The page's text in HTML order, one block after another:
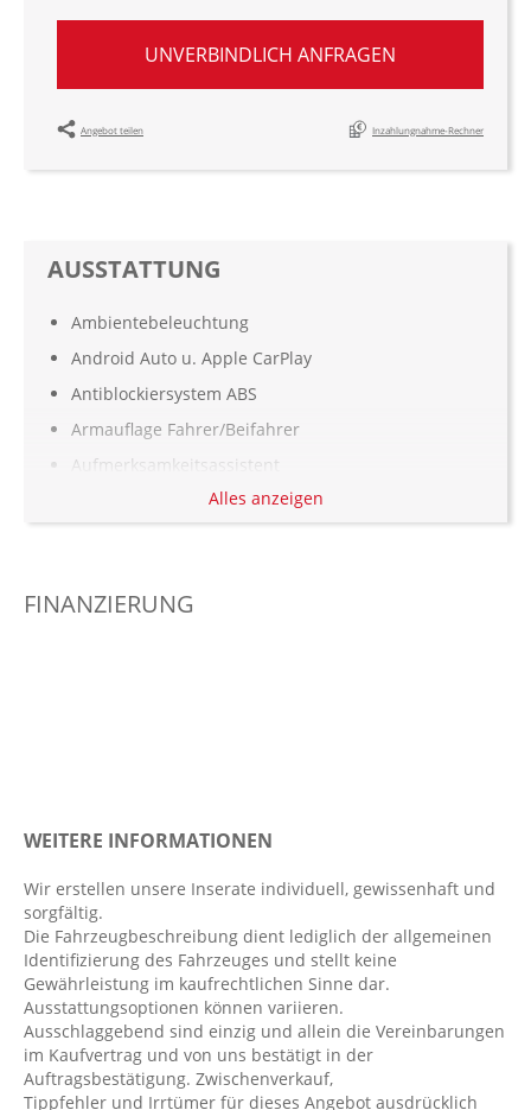
UNVERBINDLICH ANFRAGEN
Angebot teilen Inzahlungnahme-Rechner
AUSSTATTUNG
Ambientebeleuchtung
Android Auto u. Apple CarPlay
Antiblockiersystem ABS
Armauflage Fahrer/Beifahrer
Aufmerksamkeitsassistent
Automatisch abblendende Innen- und
Außenspiegel
Außenspiegel elekt. verstell- & anklappbar,
Dachspoiler
Digitaler Radioempfang DAB+
Digitales Kombiinstrument
Durchladesystem
Einparkhilfe vorn und hinten: Parkassistent-
Paket
Elektr. Stabilitätsprogramm ESP
Fahrer- /Beifahrerairbag
Alles anzeigen
FINANZIERUNG
WEITERE INFORMATIONEN
Wir erstellen unsere Inserate individuell, gewissenhaft und
sorgfältig.
Die Fahrzeugbeschreibung dient lediglich der allgemeinen
Identifizierung des Fahrzeuges und stellt keine
Gewährleistung im kaufrechtlichen Sinne dar.
Ausstattungsoptionen können variieren.
Ausschlaggebend sind einzig und allein die Vereinbarungen
im Kaufvertrag und von uns bestätigt in der
Auftragsbestätigung. Zwischenverkauf,
Tippfehler und Irrtümer für dieses Angebot ausdrücklich